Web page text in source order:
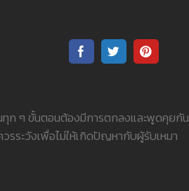
ก ๆ ขั้นตอนต้องมีการตกลงและพูดคุยกัน
ระวังเพื่อไม่ให้เกิดปัญหากับผู้รับเหมา